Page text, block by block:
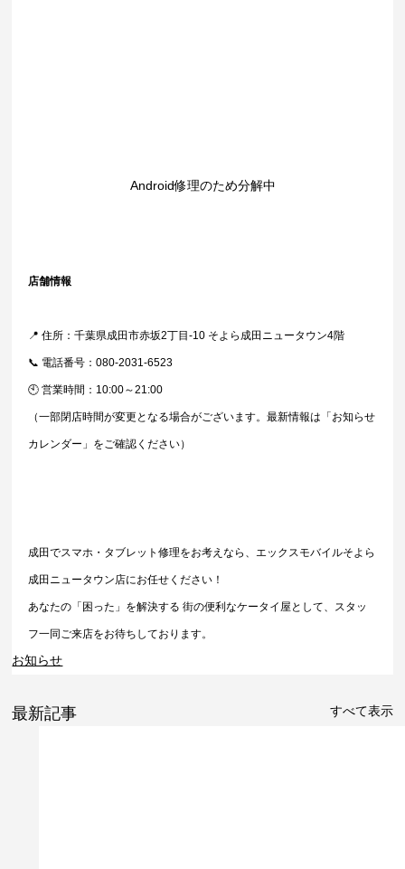
Android修理のため分解中
店舗情報
📍 住所：千葉県成田市赤坂2丁目-10 そよら成田ニュータウン4階
📞 電話番号：080-2031-6523
🕙 営業時間：10:00～21:00
（一部閉店時間が変更となる場合がございます。最新情報は「お知らせ
カレンダー」をご確認ください）
成田でスマホ・タブレット修理をお考えなら、エックスモバイルそよら
成田ニュータウン店にお任せください！
あなたの「困った」を解決する 街の便利なケータイ屋として、スタッ
フ一同ご来店をお待ちしております。
お知らせ
最新記事 すべて表示